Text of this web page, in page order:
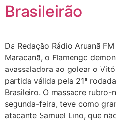
Brasileirão
Da Redação Rádio Aruanã
Maracanã, o Flamengo
avassaladora ao golear o
partida válida pela 21ª
Brasileiro. O massacre
segunda-feira, teve como
atacante Samuel Lino, que